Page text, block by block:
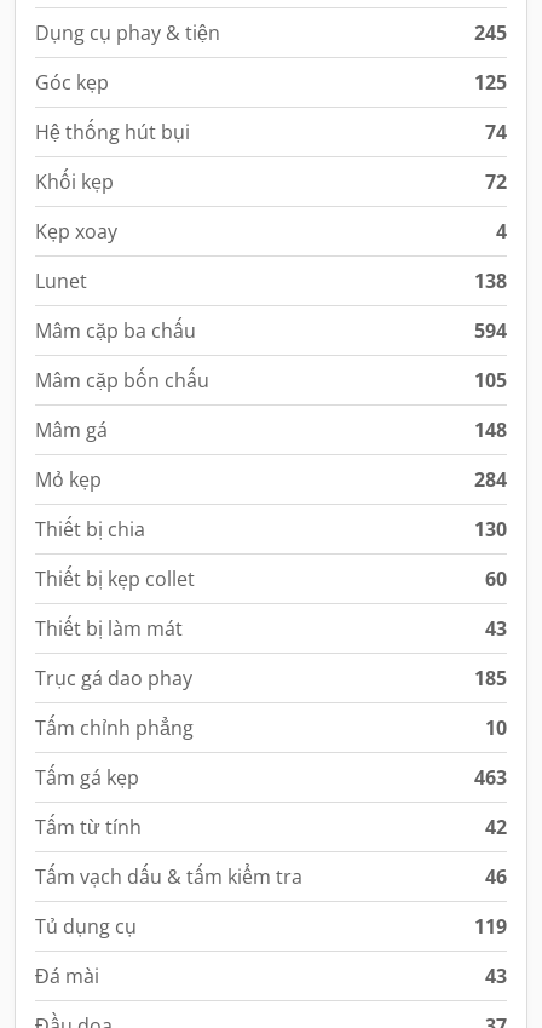
Dụng cụ phay & tiện
245
Góc kẹp
125
Hệ thống hút bụi
74
Khối kẹp
72
Kẹp xoay
4
Lunet
138
Mâm cặp ba chấu
594
Mâm cặp bốn chấu
105
Mâm gá
148
Mỏ kẹp
284
Thiết bị chia
130
Thiết bị kẹp collet
60
Thiết bị làm mát
43
Trục gá dao phay
185
Tấm chỉnh phẳng
10
Tấm gá kẹp
463
Tấm từ tính
42
Tấm vạch dấu & tấm kiểm tra
46
Tủ dụng cụ
119
Đá mài
43